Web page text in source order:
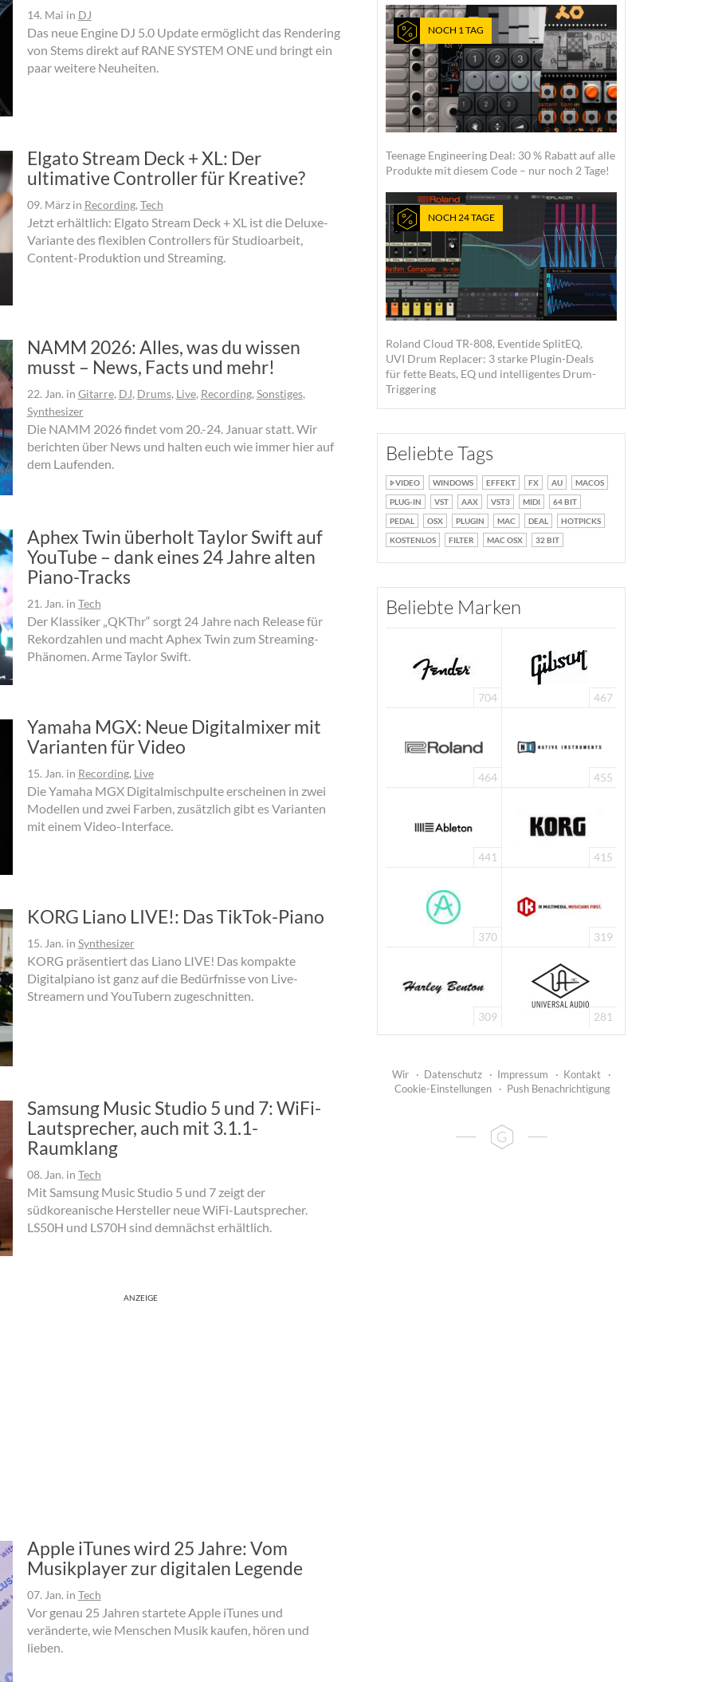
14. Mai in DJ
Das neue Engine DJ 5.0 Update ermöglicht das Rendering
von Stems direkt auf RANE SYSTEM ONE und bringt ein
paar weitere Neuheiten.
Elgato Stream Deck + XL: Der
ultimative Controller für Kreative?
09. Märzin Recording, Tech
Jetzt erhältlich: Elgato Stream Deck + XL ist die Deluxe-
Variante des flexiblen Controllers für Studioarbeit,
Content-Produktion und Streaming.
NAMM 2026: Alles, was du wissen
musst – News, Facts und mehr!
22. Jan.in Gitarre, DJ, Drums, Live, Recording,Sonstiges,
Synthesizer
Die NAMM 2026 findet vom 20.-24. Januar statt. Wir
berichten über News und halten euch wie immer hier auf
dem Laufenden.
Aphex Twin überholt Taylor Swift auf
YouTube – dank eines 24 Jahre alten
Piano-Tracks
21. Jan. in Tech
Der Klassiker „QKThr“ sorgt 24 Jahre nach Release für
Rekordzahlen und macht Aphex Twin zum Streaming-
Phänomen. Arme Taylor Swift.
Yamaha MGX: Neue Digitalmixer mit
Varianten für Video
15. Jan. in Recording, Live
Die Yamaha MGX Digitalmischpulte erscheinen in zwei
Modellen und zwei Farben, zusätzlich gibt es Varianten
mit einem Video-Interface.
KORG Liano LIVE!: Das TikTok-Piano
15. Jan. in Synthesizer
KORG präsentiert das Liano LIVE! Das kompakte
Digitalpiano ist ganz auf die Bedürfnisse von Live-
Streamern und YouTubern zugeschnitten.
Samsung Music Studio 5 und 7: WiFi-
Lautsprecher, auch mit 3.1.1-
Raumklang
08. Jan. in Tech
Mit Samsung Music Studio 5 und 7 zeigt der
südkoreanische Hersteller neue WiFi-Lautsprecher.
LS50H und LS70H sind demnächst erhältlich.
ANZEIGE
Apple iTunes wird 25 Jahre: Vom
Musikplayer zur digitalen Legende
07. Jan. in Tech
Vor genau 25 Jahren startete Apple iTunes und
veränderte, wie Menschen Musik kaufen, hören und
lieben.
NOCH 1 TAG
Teenage Engineering Deal: 30 % Rabatt auf alle
Produkte mit diesem Code – nur noch 2 Tage!
NOCH 24 TAGE
Roland Cloud TR-808, Eventide SplitEQ,
UVI Drum Replacer: 3 starke Plugin-Deals
für fette Beats, EQ und intelligentes Drum-
Triggering
Beliebte Tags
VIDEO WINDOWS EFFEKT FX AU
MACOS
PLUG-IN
VST AAX VST3 MIDI
64 BIT
PEDAL
OSX PLUGIN MAC DEAL
HOTPICKS
KOSTENLOS
FILTER MAC OSX 32 BIT
Beliebte Marken
704 467
464 455
441 415
370 319
309 281
Wir · Datenschutz · Impressum · Kontakt
·
Cookie-Einstellungen
· Push Benachrichtigung